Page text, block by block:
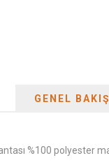
GENEL BAKIŞ
%100 polyester